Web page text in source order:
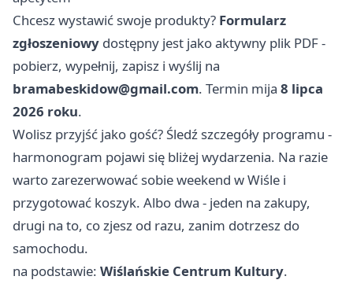
Chcesz wystawić swoje produkty? Formularz
zgłoszeniowy dostępny jest jako aktywny plik PDF -
pobierz, wypełnij, zapisz i wyślij na
bramabeskidow@gmail.com. Termin mija 8 lipca
2026 roku.
Wolisz przyjść jako gość? Śledź szczegóły programu -
harmonogram pojawi się bliżej wydarzenia. Na razie
warto zarezerwować sobie weekend w Wiśle i
przygotować koszyk. Albo dwa - jeden na zakupy,
drugi na to, co zjesz od razu, zanim dotrzesz do
samochodu.
na podstawie: Wiślańskie Centrum Kultury.